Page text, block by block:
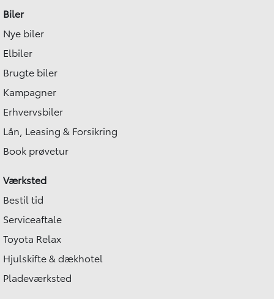
Biler
Nye biler
Elbiler
Brugte biler
Kampagner
Erhvervsbiler
Lån, Leasing & Forsikring
Book prøvetur
Værksted
Bestil tid
Serviceaftale
Toyota Relax
Hjulskifte & dækhotel
Pladeværksted